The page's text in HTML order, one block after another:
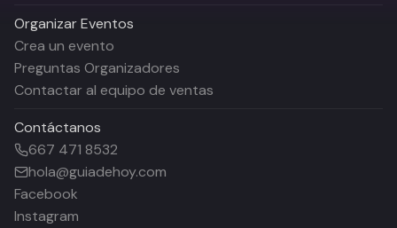
Organizar Eventos
Crea un evento
Preguntas Organizadores
Contactar al equipo de ventas
Contáctanos
667 471 8532
hola@guiadehoy.com
Facebook
Instagram